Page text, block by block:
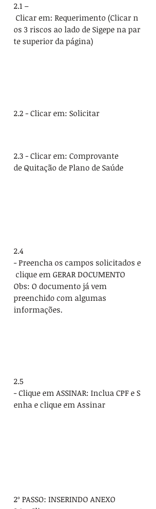
2.1 –
Clicar em: Requerimento (Clicar n
os 3 riscos ao lado de Sigepe na par
te superior da página)
2.2 - Clicar em: Solicitar
2.3 - Clicar em: Comprovante
de Quitação de Plano de Saúde
2.4
- Preencha os campos solicitados e
clique em GERAR DOCUMENTO
Obs: O documento já vem
preenchido com algumas
informações.
2.5
- Clique em ASSINAR: Inclua CPF e S
enha e clique em Assinar
2º PASSO: INSERINDO ANEXO